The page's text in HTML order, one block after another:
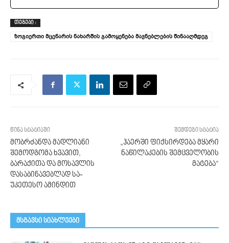
ᲗᲔᲒᲔᲑᲘ :
ზოგიერთი მცენარის ნახარშის გამოყენება მავნებლების წინააღმდეგ
წინა სტატიაში
მობრძანდა მადლიანი
შემოდგომა ხვავით,
ბარაქითა და მოსავლის
დასაბინა­ვებ­­ლად სა­
უკეთესო ამინდით
შემდეგი სტატია
„ჰაერში ფიქსირდება მყარი
ნაწილაკების შემცველობის
მატება“
მსგავსი სიახლეები